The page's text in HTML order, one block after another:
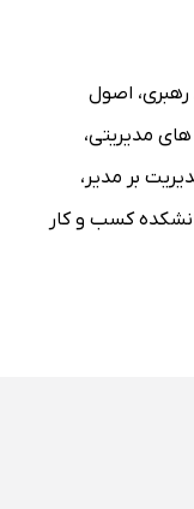
رهبری، اصول
های مدیریتی،
بر مدیر ،
کسب و کار